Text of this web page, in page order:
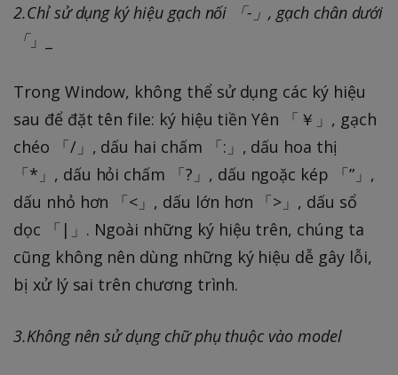
2.Chỉ sử dụng ký hiệu gạch nối 「-」, gạch chân dưới
「」_
Trong Window, không thể sử dụng các ký hiệu
sau để đặt tên file: ký hiệu tiền Yên 「￥」, gạch
chéo 「/」, dấu hai chấm 「:」, dấu hoa thị
「*」, dấu hỏi chấm 「?」, dấu ngoặc kép 「”」,
dấu nhỏ hơn 「<」, dấu lớn hơn 「>」, dấu sổ
dọc 「|」. Ngoài những ký hiệu trên, chúng ta
cũng không nên dùng những ký hiệu dễ gây lỗi,
bị xử lý sai trên chương trình.
3.Không nên sử dụng chữ phụ thuộc vào model